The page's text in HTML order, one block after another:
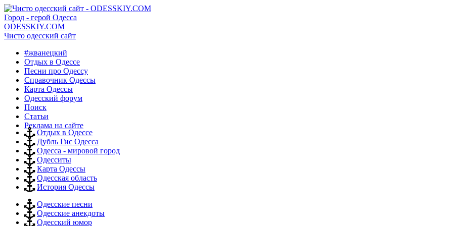
Город - герой Одесса
ODESSKIY.COM
Чисто одесский сайт
#жванецкий
Отдых в Одессе
Песни про Одессу
Справочник Одессы
Карта Одессы
Одесский форум
Поиск
Статьи
Реклама на сайте
Отдых в Одессе
Дубль Гис Одесса
Одесса - мировой город
Одесситы
Карта Одессы
Одесская область
История Одессы
Одесские песни
Одесские анекдоты
Одесский юмор